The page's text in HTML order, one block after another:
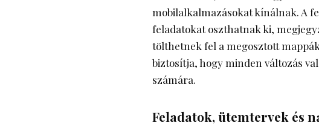
mobilalkalmazásokat kínálnak. A
feladatokat oszthatnak ki,
tölthetnek fel a megosztott
biztosítja, hogy minden változás
számára.
Feladatok, ütemtervek és